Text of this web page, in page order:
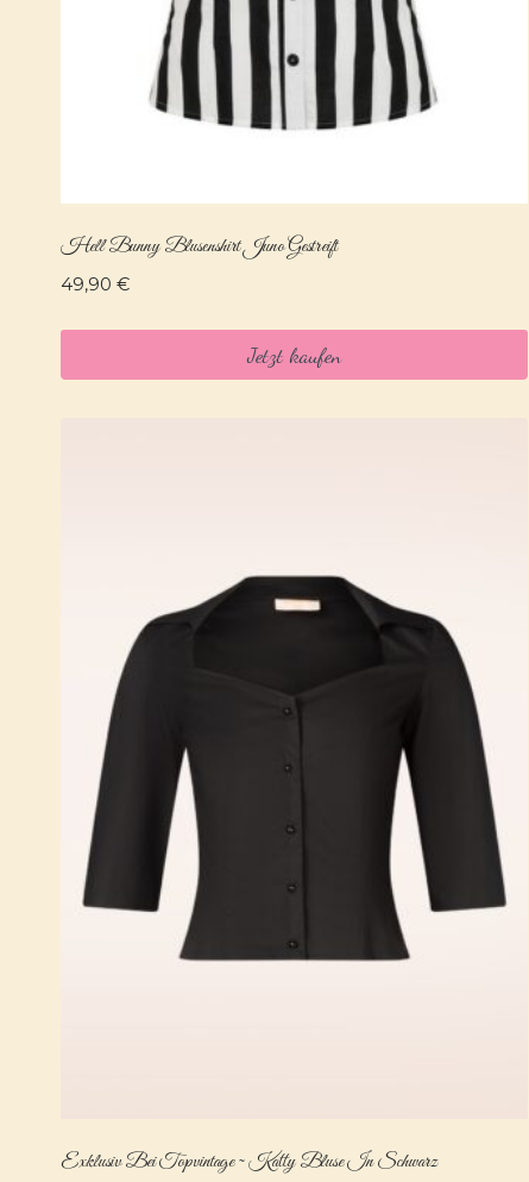
Hell Bunny Blusenshirt Juno Gestreift
49,90 €
Jetzt kaufen
Exklusiv Bei Topvintage ~ Katty Bluse In Schwarz